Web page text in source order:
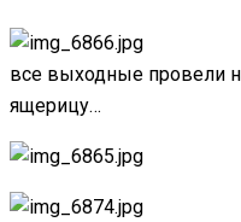
все выходные провели
ящерицу…